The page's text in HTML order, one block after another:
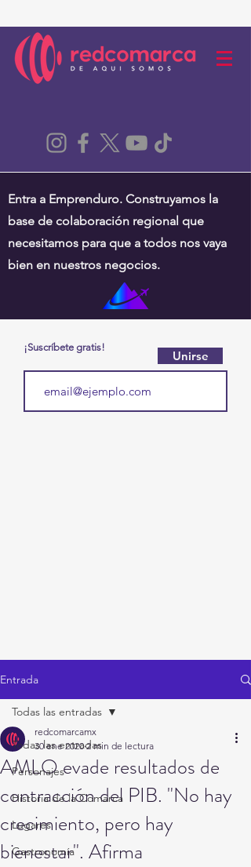
Entra a Emprenduro. Construyamos la
base de colaboración regional que
necesitamos para que a todos nos vaya
bien en nuestros negocios.
¡Suscríbete gratis!
Unirse
Entrada
Todas las entradas
Personajes
Historia de la Comarca
Lugares
Gastronomía
Todas las entradas
AMLO evade resultados de
contracción del PIB. "No hay
crecimiento, pero hay
bienestar". Afirma
redcomarcamx
30 ene 2020 2 min de lectura